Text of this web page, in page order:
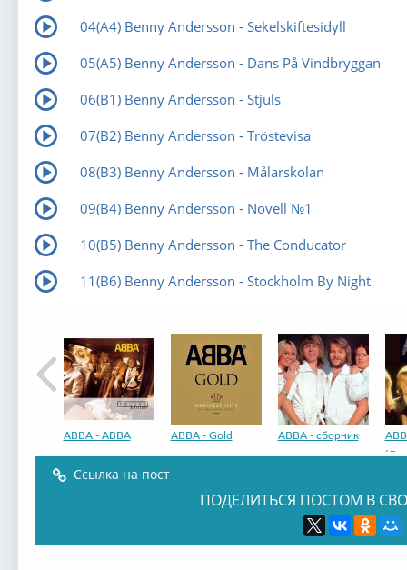
04(А4) Benny Andersson - Sekelskiftesidyll
05(А5) Benny Andersson - Dans På Vindbryggan
06(В1) Benny Andersson - Stjuls
07(В2) Benny Andersson - Tröstevisa
08(В3) Benny Andersson - Målarskolan
09(В4) Benny Andersson - Novell №1
10(В5) Benny Andersson - The Conducator
11(В6) Benny Andersson - Stockholm By Night
ABBA - ABBA ABBA - Gold ABBA - сборник
Ссылка на пост
ПОДЕЛИТЬСЯ ПОСТОМ В